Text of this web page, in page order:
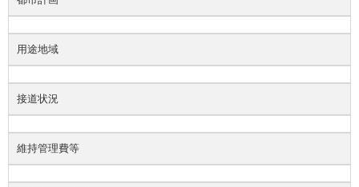
用途地域
接道状況
維持管理費等